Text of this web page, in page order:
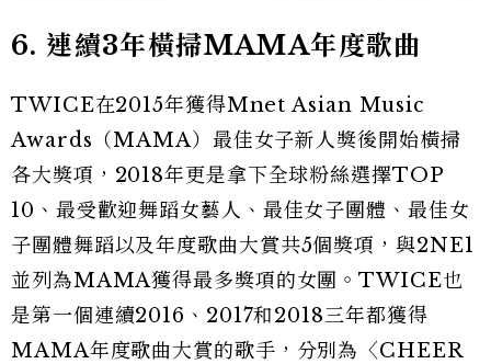
6. 連續3年橫掃MAMA年度歌曲
TWICE在2015年獲得Mnet Asian Music
Awards（MAMA）最佳女子新人獎後開始橫掃
各大獎項，2018年更是拿下全球粉絲選擇TOP
10、最受歡迎舞蹈女藝人、最佳女子團體、最佳女
子團體舞蹈以及年度歌曲大賞共5個獎項，與2NE1
並列為MAMA獲得最多獎項的女團。TWICE也
是第一個連續2016、2017和2018三年都獲得
MAMA年度歌曲大賞的歌手，分別為〈CHEER